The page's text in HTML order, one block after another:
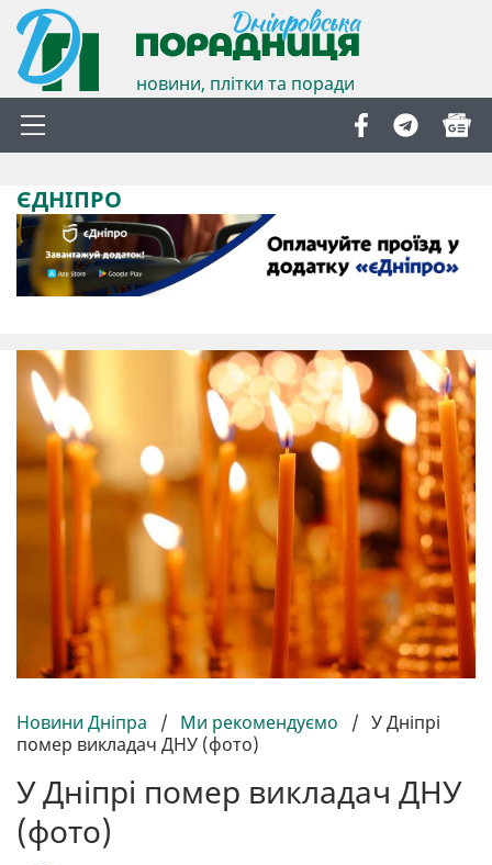
новини, плітки та поради
ЄДНІПРО
Новини Дніпра / Ми рекомендуємо / У Дніпрі
помер викладач ДНУ (фото)
У Дніпрі помер викладач ДНУ
(фото)